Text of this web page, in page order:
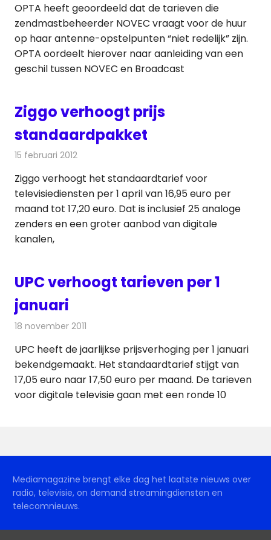
OPTA heeft geoordeeld dat de tarieven die
zendmastbeheerder NOVEC vraagt voor de huur
op haar antenne-opstelpunten “niet redelijk” zijn.
OPTA oordeelt hierover naar aanleiding van een
geschil tussen NOVEC en Broadcast
Ziggo verhoogt prijs
standaardpakket
15 februari 2012
Ziggo verhoogt het standaardtarief voor
televisiediensten per 1 april van 16,95 euro per
maand tot 17,20 euro. Dat is inclusief 25 analoge
zenders en een groter aanbod van digitale
kanalen,
UPC verhoogt tarieven per 1
januari
18 november 2011
UPC heeft de jaarlijkse prijsverhoging per 1 januari
bekendgemaakt. Het standaardtarief stijgt van
17,05 euro naar 17,50 euro per maand. De tarieven
voor digitale televisie gaan met een ronde 10
Mediamagazine brengt elke dag het laatste nieuws over
radio, televisie, on demand streamingdiensten en
telecomnieuws.